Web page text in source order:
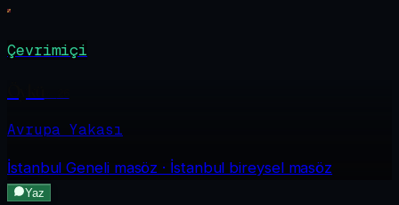
Çevrimiçi
Avrupa Yakası
İstanbul Genelimasöz · İstanbul bireysel masöz
Yaz